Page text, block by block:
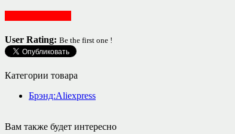
User Rating: Be the first one !
Категории товара
Брэнд:Aliexpress
Вам также будет интересно